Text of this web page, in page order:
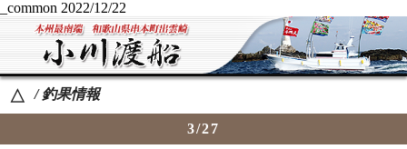
_common 2022/12/22
△ / 釣果情報
3/27